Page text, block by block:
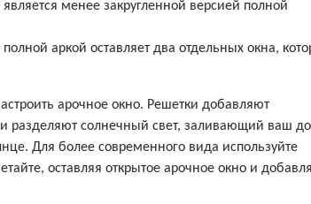
менее закругленной версией полной
аркой оставляет два отдельных окна,
арочное окно. Решетки добавляют
разделяют солнечный свет, заливающий ваш
Для более современного вида используйте
оставляя открытое арочное окно и